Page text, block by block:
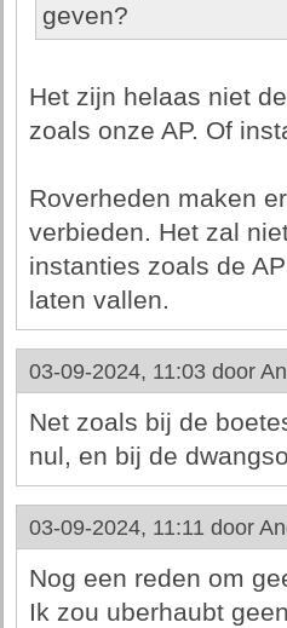
geven?
Het zijn helaas niet
zoals onze AP. Of
Roverheden maken
verbieden. Het zal
instanties zoals de
laten vallen.
03-09-2024, 11:03 door
Net zoals bij de
nul, en bij de
03-09-2024, 11:11 door
Nog een reden om
Ik zou uberhaubt